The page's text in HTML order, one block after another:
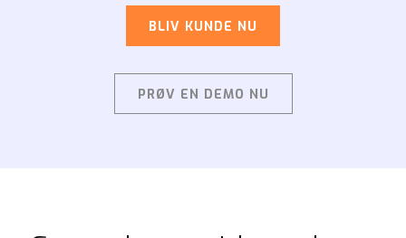
BLIV KUNDE NU
PRØV EN DEMO NU